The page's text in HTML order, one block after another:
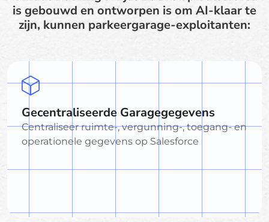
is gebouwd en ontworpen is om AI-klaar te
zijn, kunnen parkeergarage-exploitanten:
Gecentraliseerde Garagegegevens
Centraliseer ruimte-, vergunning-, toegang- en
operationele gegevens op Salesforce